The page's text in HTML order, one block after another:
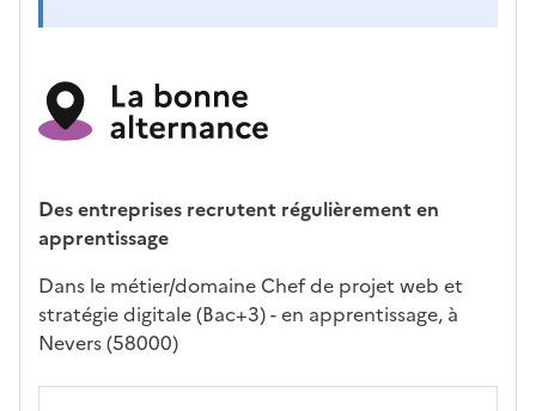
Des entreprises recrutent régulièrement en
apprentissage
Dans le métier/domaine Chef de projet web et
stratégie digitale (Bac+3) - en apprentissage, à
Nevers (58000)